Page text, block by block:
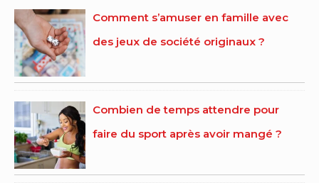
Comment s’amuser en famille avec
des jeux de société originaux ?
Combien de temps attendre pour
faire du sport après avoir mangé ?